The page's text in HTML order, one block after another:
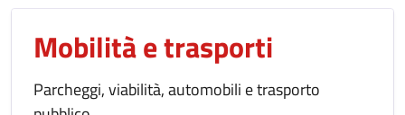
Mobilità e trasporti
Parcheggi, viabilità, automobili e trasporto